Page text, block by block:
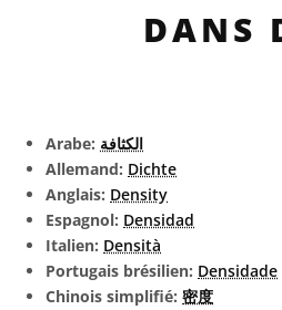
DANS
Arabe: الكثافة
Allemand: Dichte
Anglais: Density
Espagnol: Densidad
Italien: Densità
Portugais brésilien: Densidade
Chinois simplifié: 密度